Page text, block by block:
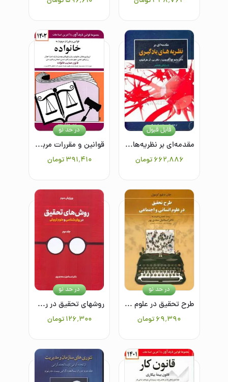
مقدمه‌ای بر نظریه‌های یادگیری
۶۶۲٬۸۸۶ تومان
قابل قبول
قوانین و مقررات مربوط به خانواده
۳۹۱٬۴۱۰ تومان
در حد نو
طرح تحقیق در علوم انسانی و اجتماعی
۶۹٬۳۹۰تومان
در حد نو
روشهای تحقیق در روانشناسی و علوم تربیتی جلد دوم
۱۲۶٬۳۰۰ تومان
در حد نو